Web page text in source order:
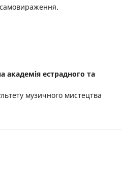
самовираження.
академія естрадного та
музичного мистецтва